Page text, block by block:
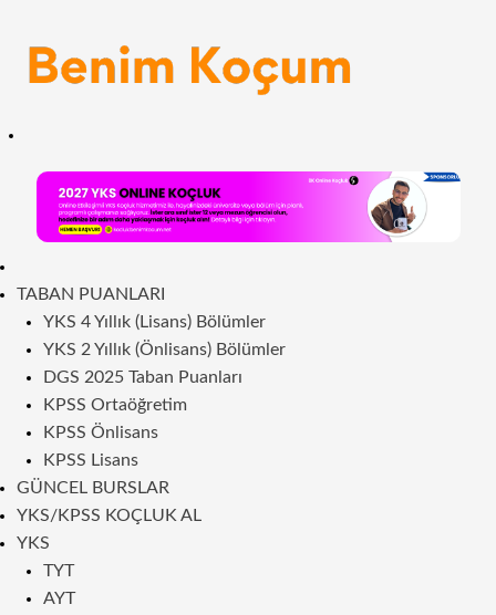
TABAN PUANLARI
YKS 4 Yıllık (Lisans) Bölümler
YKS 2 Yıllık (Önlisans) Bölümler
DGS 2025 Taban Puanları
KPSS Ortaöğretim
KPSS Önlisans
KPSS Lisans
GÜNCEL BURSLAR
YKS/KPSS KOÇLUK AL
YKS
TYT
AYT